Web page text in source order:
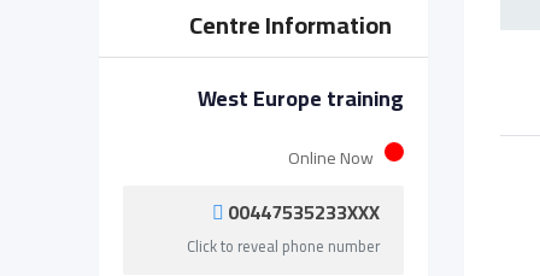
Centre Information
West Europe training
Online Now
00447535233XXX
Click to reveal phone number